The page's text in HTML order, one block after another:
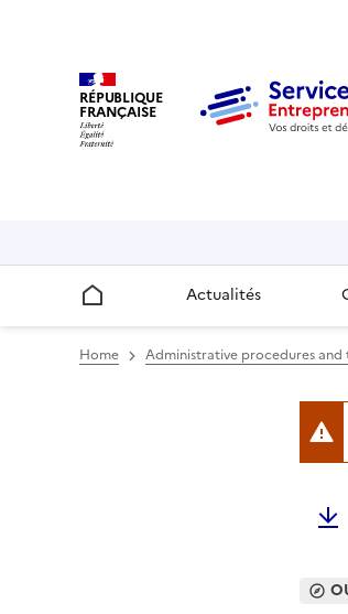
RÉPUBLIQUE
FRANÇAISE
Accueil Actualités
Home Administrative procedures and